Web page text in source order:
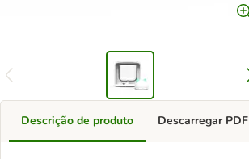
Descrição de produto Descarregar PDF